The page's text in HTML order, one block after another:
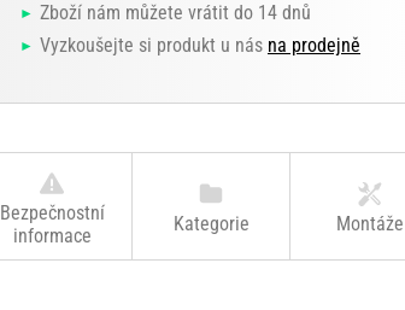
Zboží nám můžete vrátit do 14 dnů
Vyzkoušejte si produkt u nás na prodejně
Bezpečnostní
informace
Kategorie Montáže